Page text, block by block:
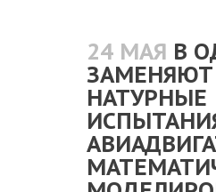
24 МАЯ В
ЗАМЕНЯЮТ
НАТУРНЫЕ